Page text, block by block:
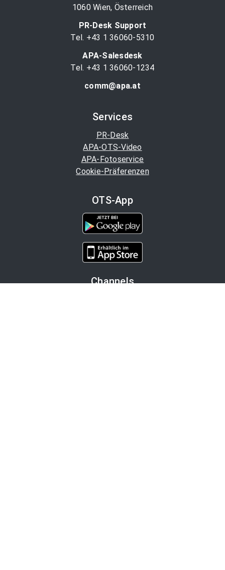
1060 Wien, Österreich
PR-Desk Support
Tel. +43 1 36060-5310
APA-Salesdesk
Tel. +43 1 36060-1234
comm@apa.at
Services
PR-Desk
APA-OTS-Video
APA-Fotoservice
Cookie-Präferenzen
OTS-App
Channels